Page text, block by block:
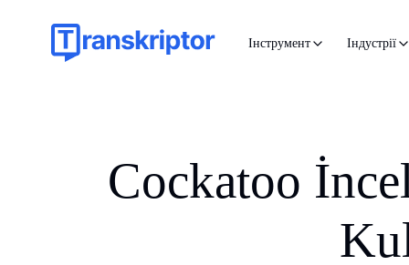
Інструмент Індустрії
Cockatoo